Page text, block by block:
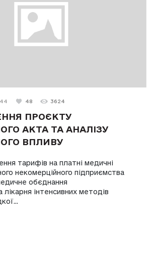
48 3624
ПРОЄКТУ
АКТА ТА АНАЛІЗУ
ВПЛИВУ
тарифів на платні медичні
некомерційного підприємства
обєднання
інтенсивних методів